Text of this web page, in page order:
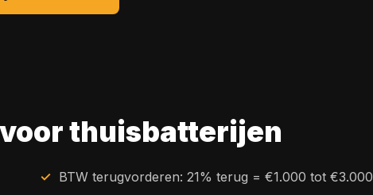
voor thuisbatterijen
BTW terugvorderen: 21% terug = €1.000 tot €3.000